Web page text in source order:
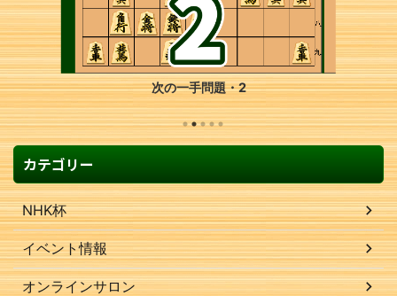
次の一手問題・23
カテゴリー
NHK杯
イベント情報
オンラインサロン